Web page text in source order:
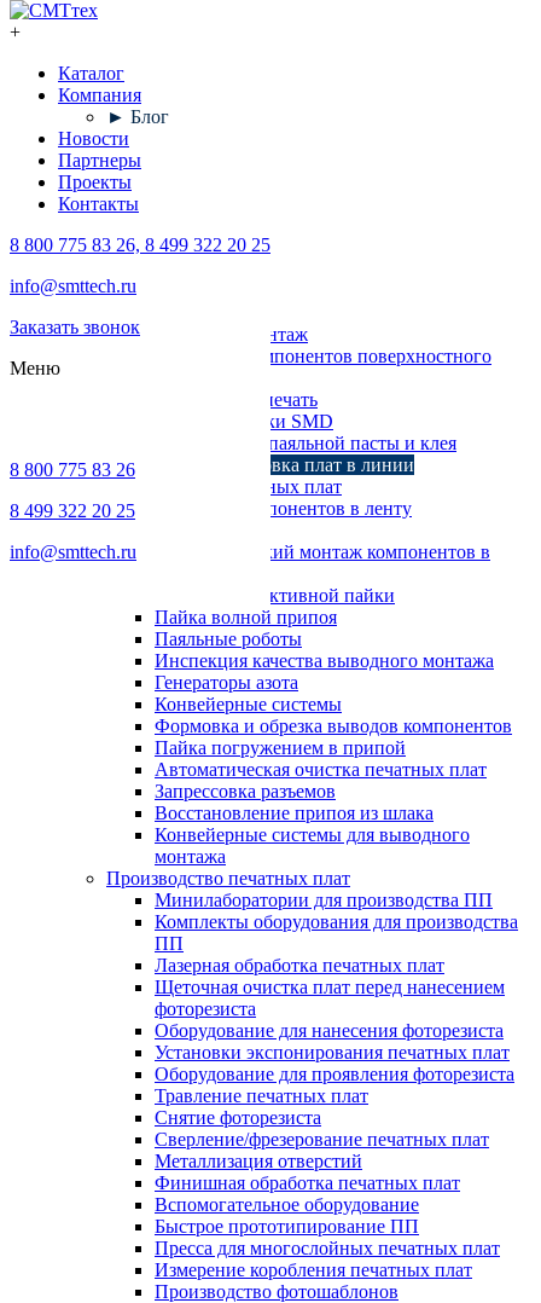
+
Каталог
Компания
► Блог
Новости
Партнеры
Проекты
Контакты
8 800 775 83 26, 8 499 322 20 25
info@smttech.ru
Заказать звонок
Меню
8 800 775 83 26
8 499 322 20 25
info@smttech.ru
Поверхностный монтаж
Установка компонентов поверхностного
Трафаретная печать
Печи для пайки SMD
Дозирование паяльной пасты и клея
Транспортировка плат в линии
Ремонт печатных плат
Упаковка компонентов в ленту
Автоматический монтаж компонентов в
Системы селективной пайки
Пайка волной припоя
Паяльные роботы
Инспекция качества выводного монтажа
Генераторы азота
Конвейерные системы
Формовка и обрезка выводов компонентов
Пайка погружением в припой
Автоматическая очистка печатных плат
Запрессовка разъемов
Восстановление припоя из шлака
Конвейерные системы для выводного
монтажа
Производство печатных плат
Минилаборатории для производства ПП
Комплекты оборудования для производства
ПП
Лазерная обработка печатных плат
Щеточная очистка плат перед нанесением
фоторезиста
Оборудование для нанесения фоторезиста
Установки экспонирования печатных плат
Оборудование для проявления фоторезиста
Травление печатных плат
Снятие фоторезиста
Сверление/фрезерование печатных плат
Металлизация отверстий
Финишная обработка печатных плат
Вспомогательное оборудование
Быстрое прототипирование ПП
Пресса для многослойных печатных плат
Измерение коробления печатных плат
Производство фотошаблонов